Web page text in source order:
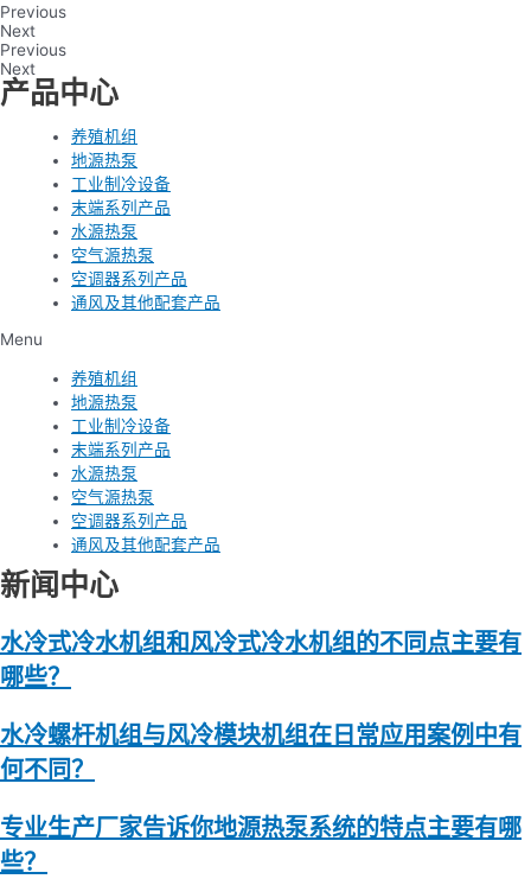
Previous
Next
Previous
Next
产品中心
养殖机组
地源热泵
工业制冷设备
末端系列产品
水源热泵
空气源热泵
空调器系列产品
通风及其他配套产品
Menu
养殖机组
地源热泵
工业制冷设备
末端系列产品
水源热泵
空气源热泵
空调器系列产品
通风及其他配套产品
新闻中心
水冷式冷水机组和风冷式冷水机组的不同点主要有
哪些？
水冷螺杆机组与风冷模块机组在日常应用案例中有
何不同？
专业生产厂家告诉你地源热泵系统的特点主要有哪
些？